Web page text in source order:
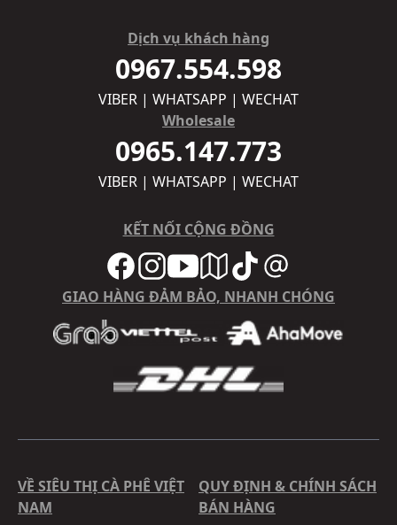
Dịch vụ khách hàng
0967.554.598
VIBER | WHATSAPP | WECHAT
Wholesale
0965.147.773
VIBER | WHATSAPP | WECHAT
KẾT NỐI CỘNG ĐỒNG
GIAO HÀNG ĐẢM BẢO, NHANH CHÓNG
VỀ SIÊU THỊ CÀ PHÊ VIỆT
NAM
QUY ĐỊNH & CHÍNH SÁCH
BÁN HÀNG